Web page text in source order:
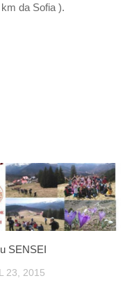
da Sofia ).
SENSEI
23, 2015